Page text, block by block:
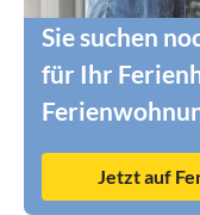
Sie suchen
für Ihr
Jetzt auf